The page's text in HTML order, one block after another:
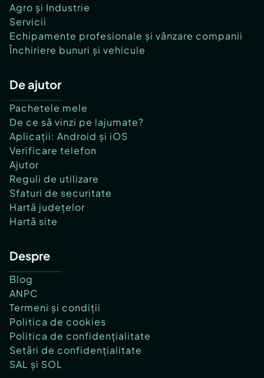
Agro și Industrie
Servicii
Echipamente profesionale și vânzare companii
Închiriere bunuri și vehicule
De ajutor
Pachetele mele
De ce să vinzi pe lajumate?
Aplicații: Android și iOS
Verificare telefon
Ajutor
Reguli de utilizare
Sfaturi de securitate
Hartă județelor
Hartă site
Despre
Blog
ANPC
Termeni și condiții
Politica de cookies
Politica de confidențialitate
Setări de confidențialitate
SAL și SOL